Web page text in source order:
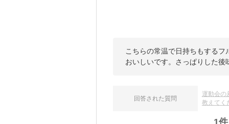
こちらの常温で日持ちもする
おいしいです。さっぱりした
回答された質問
運動会の
教えてく
1件